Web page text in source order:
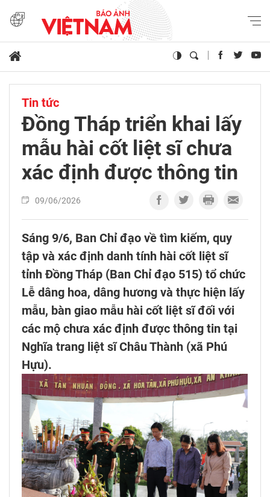
Tin tức
Đồng Tháp triển khai lấy
mẫu hài cốt liệt sĩ chưa
xác định được thông tin
09/06/2026
Sáng 9/6, Ban Chỉ đạo về tìm kiếm, quy
tập và xác định danh tính hài cốt liệt sĩ
tỉnh Đồng Tháp (Ban Chỉ đạo 515) tổ chức
Lễ dâng hoa, dâng hương và thực hiện lấy
mẫu, bàn giao mẫu hài cốt liệt sĩ đối với
các mộ chưa xác định được thông tin tại
Nghĩa trang liệt sĩ Châu Thành (xã Phú
Hựu).